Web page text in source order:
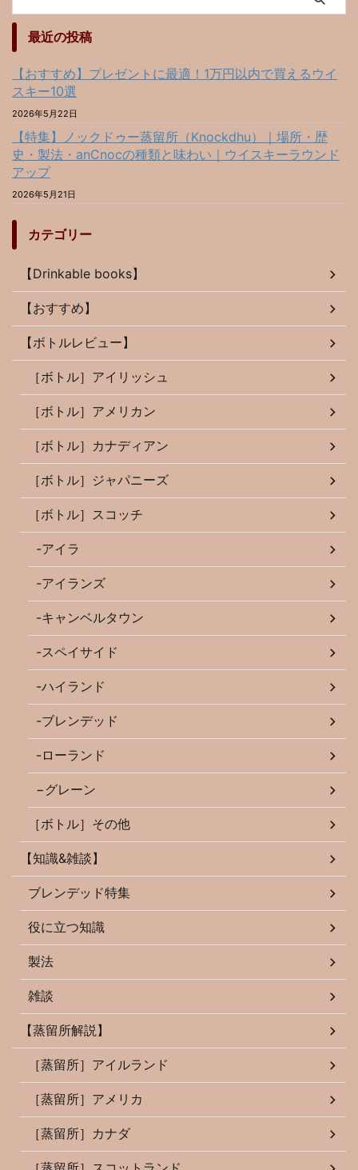
最近の投稿
【おすすめ】プレゼントに最適！1万円以内で買えるウイ
スキー10選
2026年5月22日
【特集】ノックドゥー蒸留所（Knockdhu）｜場所・歴
史・製法・anCnocの種類と味わい｜ウイスキーラウンド
アップ
2026年5月21日
カテゴリー
【Drinkable books】
【おすすめ】
【ボトルレビュー】
［ボトル］アイリッシュ
［ボトル］アメリカン
［ボトル］カナディアン
［ボトル］ジャパニーズ
［ボトル］スコッチ
-アイラ
-アイランズ
-キャンベルタウン
-スペイサイド
-ハイランド
-ブレンデッド
-ローランド
−グレーン
［ボトル］その他
【知識&雑談】
ブレンデッド特集
役に立つ知識
製法
雑談
【蒸留所解説】
［蒸留所］アイルランド
［蒸留所］アメリカ
［蒸留所］カナダ